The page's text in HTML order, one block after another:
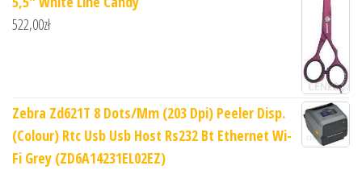
522,00zł
Zebra Zd621T 8 Dots/Mm (203 Dpi) Peeler Disp.
(Colour) Rtc Usb Usb Host Rs232 Bt Ethernet Wi-
Fi Grey (ZD6A14231EL02EZ)